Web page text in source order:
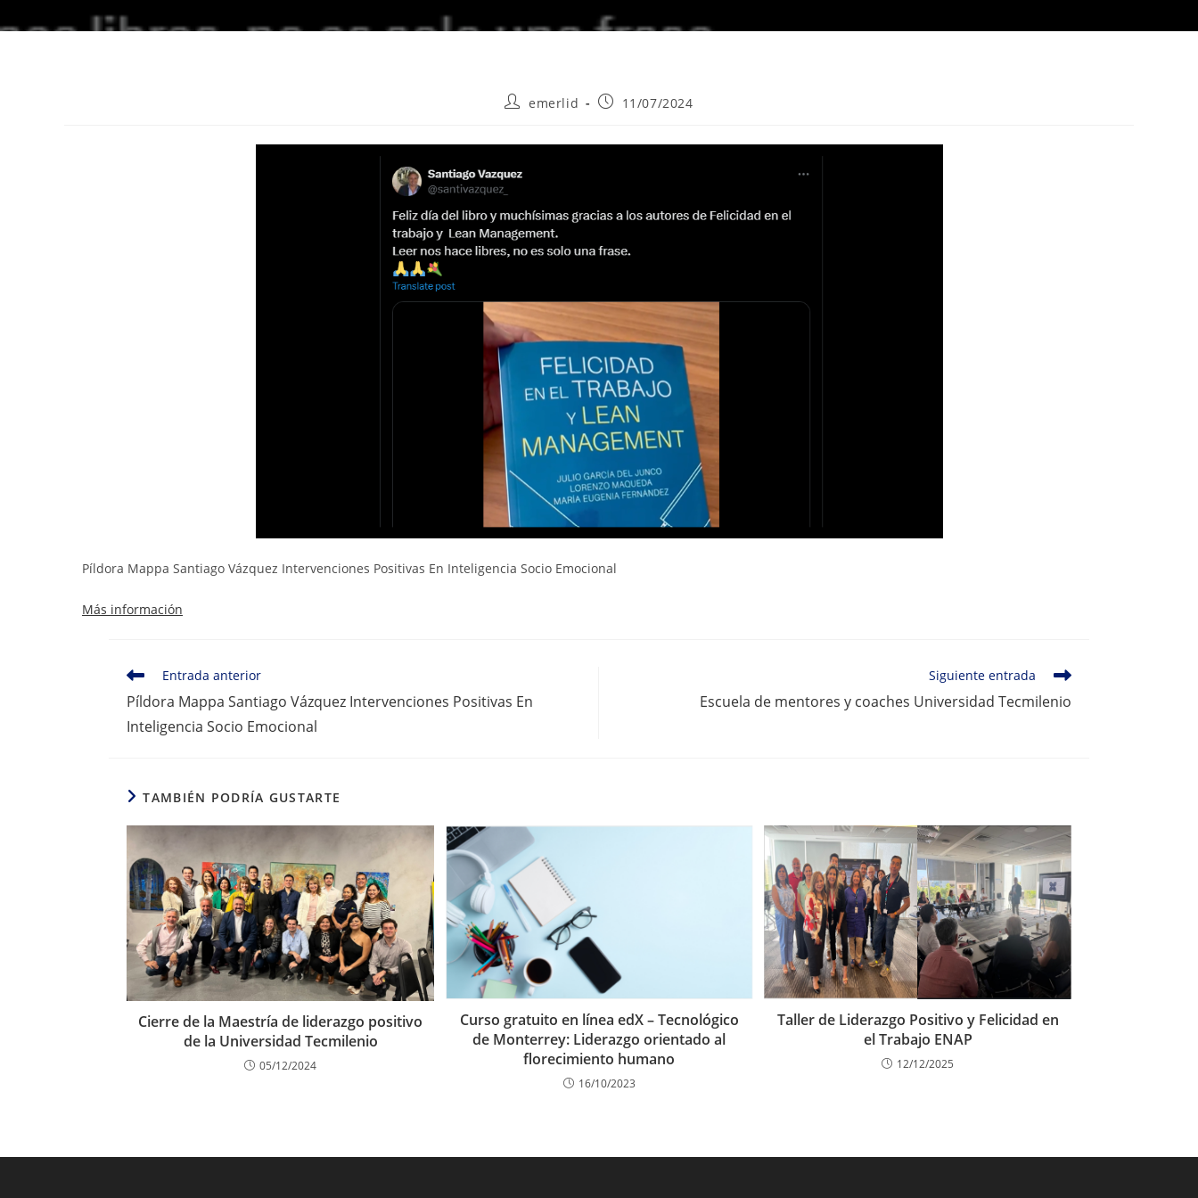
Autoremerlid
Publicación
11/07/2024
Píldora Mappa Santiago Vázquez Intervenciones Positivas En Inteligencia Socio Emocional
Más información
Leer
más
artículos
Entrada anterior
Píldora Mappa Santiago Vázquez Intervenciones Positivas En
Inteligencia Socio Emocional
Siguiente entrada
Escuela de mentores y coaches Universidad Tecmilenio
TAMBIÉN PODRÍA GUSTARTE
Cierre de la Maestría de liderazgo positivo
de la Universidad Tecmilenio
05/12/2024
Curso gratuito en línea edX – Tecnológico
de Monterrey: Liderazgo orientado al
florecimiento humano
16/10/2023
Taller de Liderazgo Positivo y Felicidad en
el Trabajo ENAP
12/12/2025